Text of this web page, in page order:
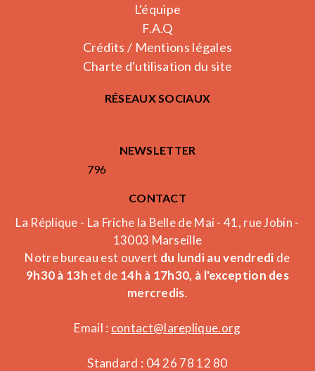
L'équipe
F.A.Q
Crédits / Mentions légales
Charte d'utilisation du site
RÉSEAUX SOCIAUX
NEWSLETTER
796
CONTACT
La Réplique - La Friche la Belle de Mai - 41, rue Jobin -
13003 Marseille
Notre bureau est ouvert du lundi au vendredi de
9h30 à 13h et de 14h à 17h30, à l'exception des
mercredis.
Email : contact@lareplique.org
Standard : 04 26 78 12 80